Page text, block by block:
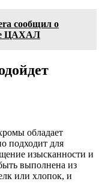
сообщил о
ЦАХАЛ
обладает
подходит для
изысканности и
выполнена из
или хлопок, и